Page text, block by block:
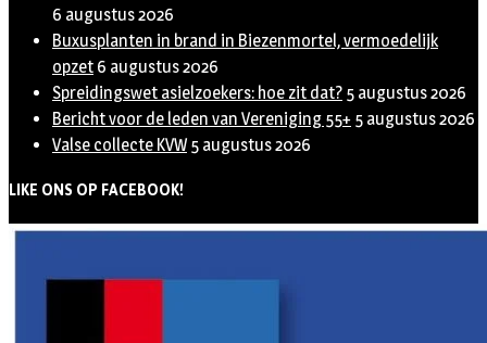
6 augustus 2026
Buxusplanten in brand in Biezenmortel, vermoedelijk
opzet 6 augustus 2026
Spreidingswet asielzoekers: hoe zit dat? 5 augustus 2026
Bericht voor de leden van Vereniging 55+ 5 augustus 2026
Valse collecte KVW 5 augustus 2026
LIKE ONS OP FACEBOOK!